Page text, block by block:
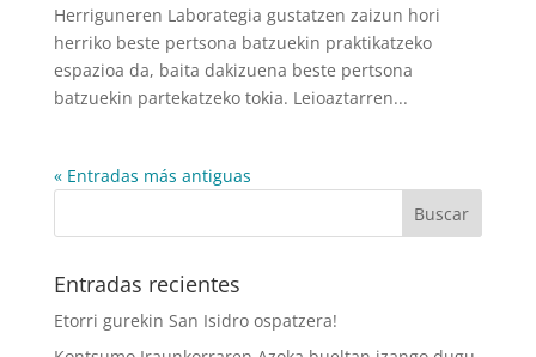
Herriguneren Laborategia gustatzen zaizun hori
herriko beste pertsona batzuekin praktikatzeko
espazioa da, baita dakizuena beste pertsona
batzuekin partekatzeko tokia. Leioaztarren...
« Entradas más antiguas
Entradas recientes
Etorri gurekin San Isidro ospatzera!